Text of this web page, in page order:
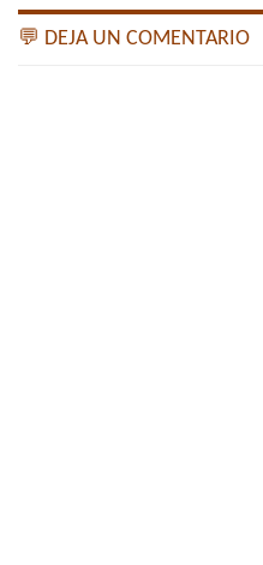
💬 DEJA UN COMENTARIO